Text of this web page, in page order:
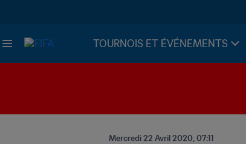
TOURNOIS ET ÉVÉNEMENTS
Mercredi 22 Avril 2020, 07:11